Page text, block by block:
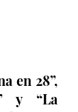
en 28”,
y “La